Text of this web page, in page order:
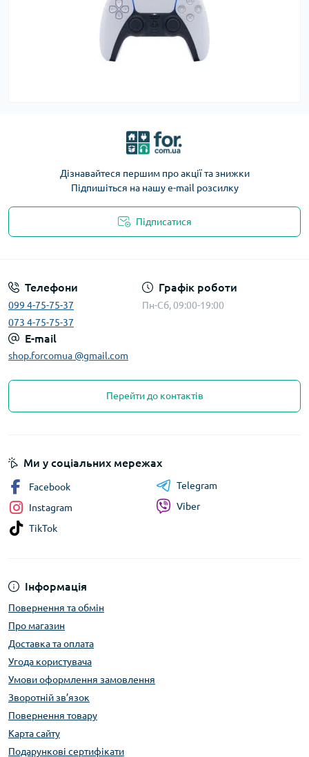
Дізнавайтеся першим про акції та знижки
Підпишіться на нашу e-mail розсилку
Підписатися
Телефони
099 4-75-75-37
073 4-75-75-37
Графік роботи
Пн-Сб, 09:00-19:00
E-mail
shop.forcomua @gmail.com
Перейти до контактів
Інформація
Повернення та обмін
Про магазин
Доставка та оплата
Угода користувача
Умови оформлення замовлення
Зворотній зв’язок
Повернення товару
Карта сайту
Подарункові сертифікати
Ми у соціальних мережах
Facebook
Instagram
TikTok
Telegram
Viber